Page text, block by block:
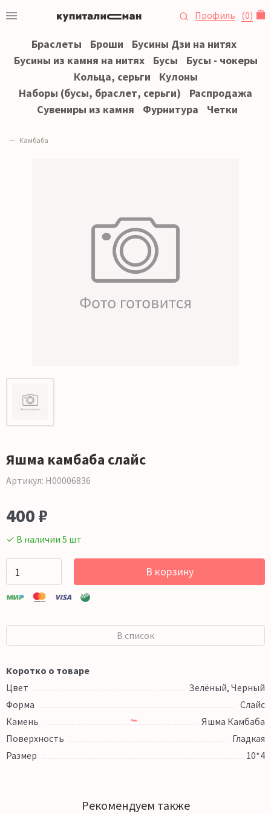
Профиль (0)
Браслеты Броши
Бусины Дзи на нитях
Бусины из камня на нитях
Бусы
Бусы - чокеры
Кольца, серьги
Кулоны
Наборы (бусы, браслет, серьги)
Распродажа
Сувениры из камня
Фурнитура Четки
Камбаба
Яшма камбаба слайс
Артикул: Н00006836
400 ₽
✓ В наличии 5 шт
В корзину
В список
Коротко о товаре
Цвет
Зелёный, Черный
Форма
Слайс
Камень
Яшма Камбаба
Поверхность
Гладкая
Размер
10*4
Рекомендуем также